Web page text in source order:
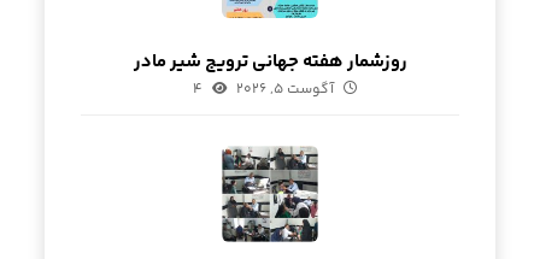
روزشمار هفته جهانی ترویج شیر مادر
آگوست ۵, ۲۰۲۶ ۴